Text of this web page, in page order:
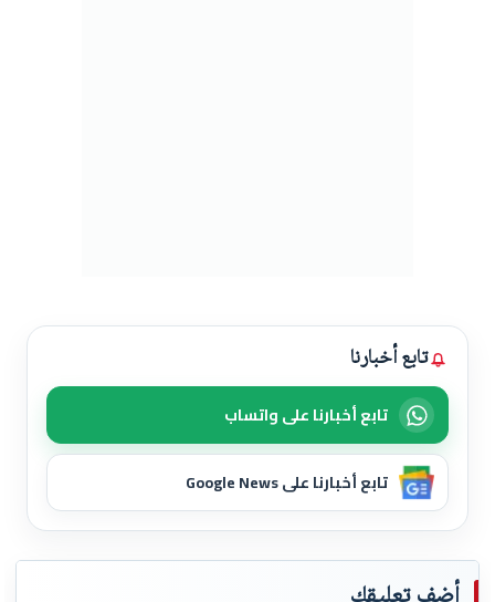
تابع أخبارنا
تابع أخبارنا على واتساب
تابع أخبارنا على Google News